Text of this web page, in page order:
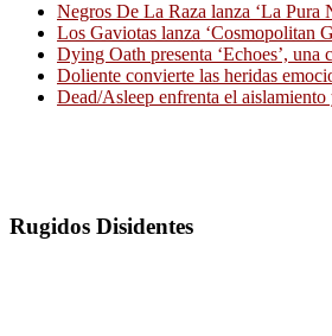
Negros De La Raza lanza ‘La Pura
Los Gaviotas lanza ‘Cosmopolitan
Dying Oath presenta ‘Echoes’,
Doliente convierte las heridas
Dead/Asleep enfrenta el
Rugidos Disidentes